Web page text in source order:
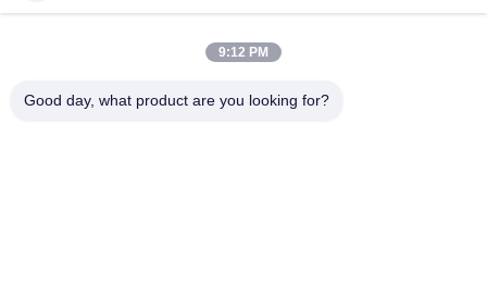
U আকৃতির বন্ধনী সহ উচ্চ আলোকিত উচ্চ তীব্রতা LED ফ্লাড লাইট 120W
ল্যান্ডস্কেপ আলোর জন্য RGBW DMX512 LED গার্ডেন স্পটলাইট RDM 20W
9:12 PM
Good day, what product are you looking for?